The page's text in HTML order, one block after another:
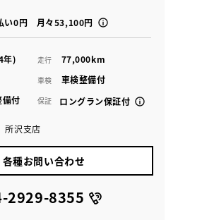
い0円 月々53,100円
年) 走行 77,000km
車検 車検整備付
備付 保証 ロングラン保証付
所沢支店
各種お問い合わせ
2929-8355